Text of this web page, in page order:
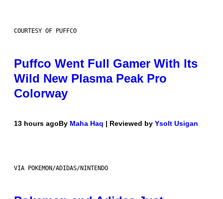
COURTESY OF PUFFCO
Puffco Went Full Gamer With Its
Wild New Plasma Peak Pro
Colorway
13 hours agoBy Maha Haq | Reviewed by Ysolt Usigan
VIA POKEMON/ADIDAS/NINTENDO